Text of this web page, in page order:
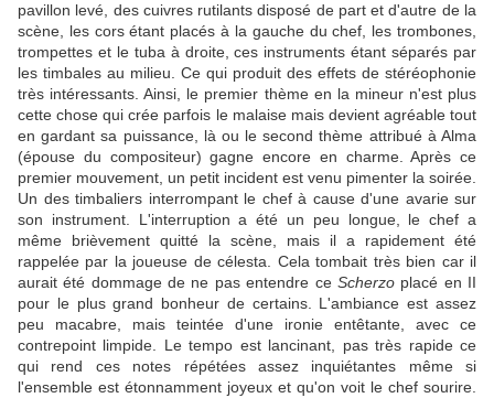
pavillon levé, des cuivres rutilants disposé de part et d'autre de la
scène, les cors étant placés à la gauche du chef, les trombones,
trompettes et le tuba à droite, ces instruments étant séparés par
les timbales au milieu. Ce qui produit des effets de stéréophonie
très intéressants. Ainsi, le premier thème en la mineur n'est plus
cette chose qui crée parfois le malaise mais devient agréable tout
en gardant sa puissance, là ou le second thème attribué à Alma
(épouse du compositeur) gagne encore en charme. Après ce
premier mouvement, un petit incident est venu pimenter la soirée.
Un des timbaliers interrompant le chef à cause d'une avarie sur
son instrument. L'interruption a été un peu longue, le chef a
même brièvement quitté la scène, mais il a rapidement été
rappelée par la joueuse de célesta. Cela tombait très bien car il
aurait été dommage de ne pas entendre ce Scherzoplacé en II
pour le plus grand bonheur de certains. L'ambiance est assez
peu macabre, mais teintée d'une ironie entêtante, avec ce
contrepoint limpide. Le tempo est lancinant, pas très rapide ce
qui rend ces notes répétées assez inquiétantes même si
l'ensemble est étonnamment joyeux et qu'on voit le chef sourire.